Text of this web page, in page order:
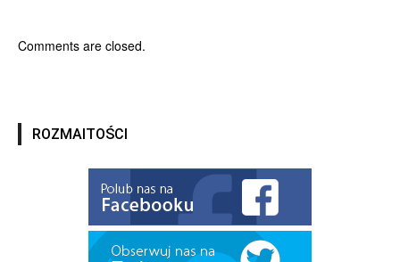
Comments are closed.
ROZMAITOŚCI